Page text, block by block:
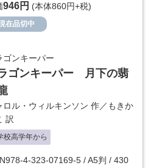
946円 (本体860円+税)
在品切中
ゴンキーパー
ゴンキーパー 月下の翡
ロル・ウィルキンソン 作／ もきか
訳
校高学年から
4-323-07169-5 / A5判 / 430